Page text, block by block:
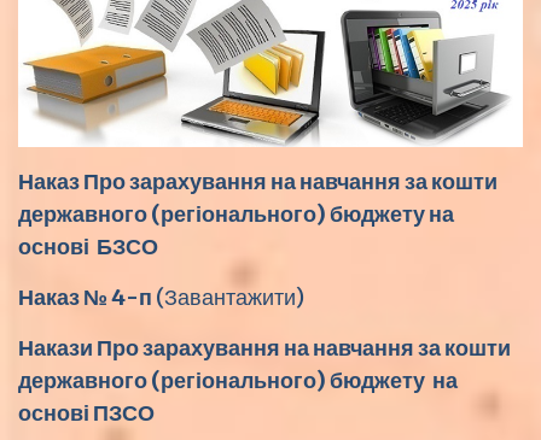
Наказ Про зарахування на навчання за кошти
державного (регіонального) бюджету на
основі БЗСО
Наказ № 4-п (Завантажити)
Накази Про зарахування на навчання за кошти
державного (регіонального) бюджету на
основі ПЗСО